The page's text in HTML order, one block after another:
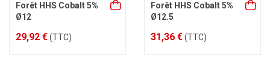
Forêt HHS Cobalt 5%
Ø12
29,92 €(TTC)
Forêt HHS Cobalt 5%
Ø12.5
31,36 €(TTC)